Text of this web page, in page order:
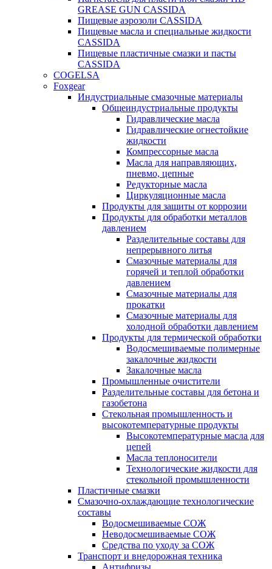
GREASE GUN CASSIDA
Пищевые аэрозоли CASSIDA
Пищевые масла и специальные жидкости
CASSIDA
Пищевые пластичные смазки и пасты
CASSIDA
COGELSA
Foxgear
Индустриальные смазочные материалы
Общеиндустриальные продукты
Гидравлические масла
Гидравлические огнестойкие
жидкости
Компрессорные масла
Масла для направляющих,
пневмо, цепные
Редукторные масла
Циркуляционные масла
Продукты для защиты от коррозии
Продукты для обработки металлов
давлением
Разделительные составы для
непрерывного литья
Смазочные материалы для
горячей и теплой обработки
давлением
Смазочные материалы для
прокатки
Смазочные материалы для
холодной обработки давлением
Продукты для термической обработки
Водосмешиваемые полимерные
закалочные жидкости
Закалочные масла
Промышленные очистители
Разделительные составы для бетона и
газобетона
Стекольная промышленность и
высокотемпературные продукты
Высокотемпературные масла для
цепей
Масла теплоносители
Технологические жидкости для
стекольной промышленности
Пластичные смазки
Смазочно-охлаждающие технологические
составы
Водосмешиваемые СОЖ
Неводосмешиваемые СОЖ
Средства по уходу за СОЖ
Транспорт и внедорожная техника
Антифризы